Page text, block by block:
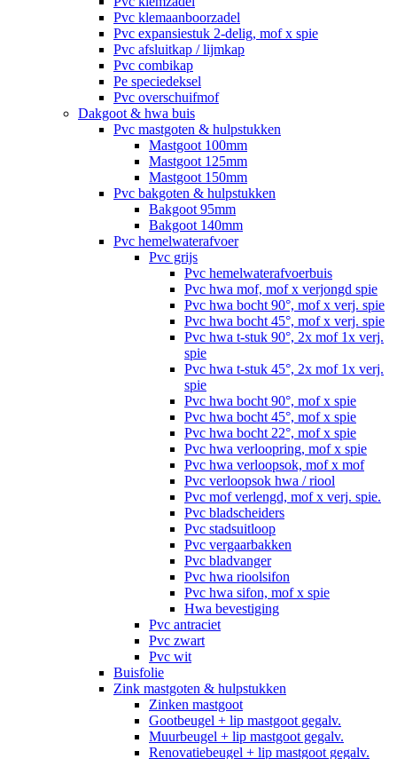
Pvc klemaanboorzadel
Pvc expansiestuk 2-delig, mof x spie
Pvc afsluitkap / lijmkap
Pvc combikap
Pe speciedeksel
Pvc overschuifmof
Dakgoot & hwa buis
Pvc mastgoten & hulpstukken
Mastgoot 100mm
Mastgoot 125mm
Mastgoot 150mm
Pvc bakgoten & hulpstukken
Bakgoot 95mm
Bakgoot 140mm
Pvc hemelwaterafvoer
Pvc grijs
Pvc hemelwaterafvoerbuis
Pvc hwa mof, mof x verjongd spie
Pvc hwa bocht 90°, mof x verj. spie
Pvc hwa bocht 45°, mof x verj. spie
Pvc hwa t-stuk 90°, 2x mof 1x verj.
spie
Pvc hwa t-stuk 45°, 2x mof 1x verj.
spie
Pvc hwa bocht 90°, mof x spie
Pvc hwa bocht 45°, mof x spie
Pvc hwa bocht 22°, mof x spie
Pvc hwa verloopring, mof x spie
Pvc hwa verloopsok, mof x mof
Pvc verloopsok hwa / riool
Pvc mof verlengd, mof x verj. spie.
Pvc bladscheiders
Pvc stadsuitloop
Pvc vergaarbakken
Pvc bladvanger
Pvc hwa rioolsifon
Pvc hwa sifon, mof x spie
Hwa bevestiging
Pvc antraciet
Pvc zwart
Pvc wit
Buisfolie
Zink mastgoten & hulpstukken
Zinken mastgoot
Gootbeugel + lip mastgoot gegalv.
Muurbeugel + lip mastgoot gegalv.
Renovatiebeugel + lip mastgoot gegalv.